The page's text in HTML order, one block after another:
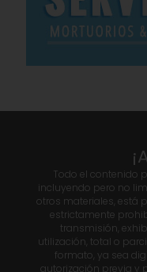
Todo el contenido
incluyendo pero no
otros materiales, está
estrictamente
transmisión,
utilización, total o
formato, ya sea
autorización previa y